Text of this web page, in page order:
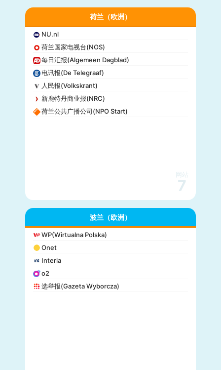
荷兰（欧洲）
NU.nl
荷兰国家电视台(NOS)
每日汇报(Algemeen Dagblad)
电讯报(De Telegraaf)
人民报(Volkskrant)
新鹿特丹商业报(NRC)
荷兰公共广播公司(NPO Start)
网站
7
波兰（欧洲）
WP(Wirtualna Polska)
Onet
Interia
o2
选举报(Gazeta Wyborcza)